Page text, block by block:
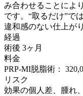
み合わせることによ
です。“取るだけ”で
違和感のない仕上が
経過
術後 3ヶ月
料金
PRP-MI脱脂術：
リスク
効果の個人差、腫れ